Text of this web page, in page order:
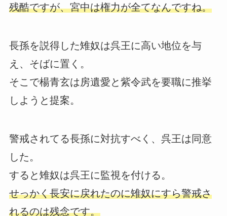
残酷ですが、宮中は権力が全てなんですね。
長孫を説得した雉奴は呉王に高い地位を与
え、そばに置く。
そこで楊青玄は房遺愛と紫令武を要職に推挙
しようと提案。
警戒されてる長孫に対抗すべく、呉王は同意
した。
すると雉奴は呉王に監視を付ける。
せっかく長安に戻れたのに雉奴にすら警戒さ
れるのは残念です。